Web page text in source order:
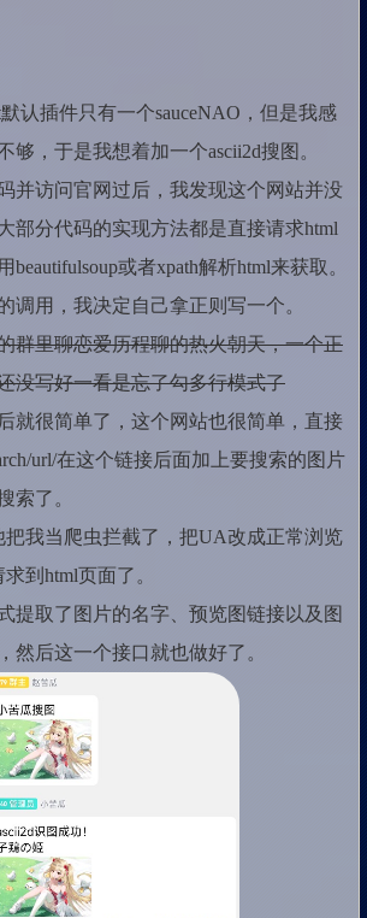
默认插件只有一个sauceNAO，但是我感
够，于是我想着加一个ascii2d搜图。
并访问官网过后，我发现这个网站并没
部分代码的实现方法都是直接请求html
或者xpath解析html来获取。
调用，我决定自己拿正则写一个。
群里聊恋爱历程聊的热火朝天，一个正
没写好一看是忘了勾多行模式了
就很简单了，这个网站也很简单，直接
url/在这个链接后面加上要搜索的图片
索了。
我当爬虫拦截了，把UA改成正常浏览
到html页面了。
提取了图片的名字、预览图链接以及图
然后这一个接口就也做好了。